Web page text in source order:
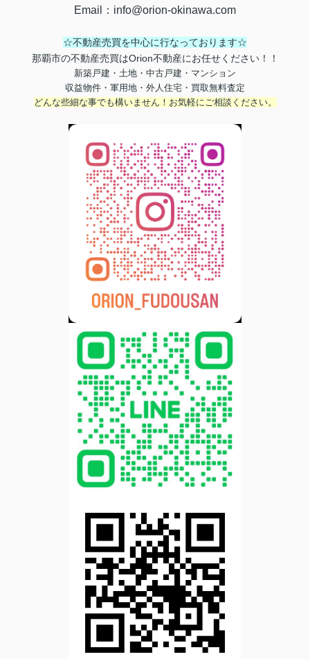
Email ： info@orion-okinawa.com
☆不動産売買を中心に行なっております☆
那覇市の不動産売買はOrion不動産にお任せください！！
新築戸建・土地・中古戸建・マンション
収益物件・軍用地・外人住宅・買取無料査定
どんな些細な事でも構いません！お気軽にご相談ください。